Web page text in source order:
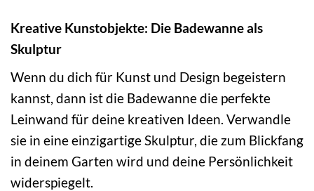
Kreative Kunstobjekte: Die Badewanne als
Skulptur
Wenn du dich für Kunst und Design begeistern
kannst, dann ist die Badewanne die perfekte
Leinwand für deine kreativen Ideen. Verwandle
sie in eine einzigartige Skulptur, die zum Blickfang
in deinem Garten wird und deine Persönlichkeit
widerspiegelt.